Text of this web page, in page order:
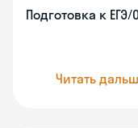
Подготовка к ЕГЭ/
Читать